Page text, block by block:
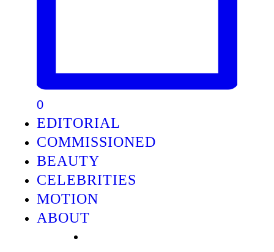
0
EDITORIAL
COMMISSIONED
BEAUTY
CELEBRITIES
MOTION
ABOUT